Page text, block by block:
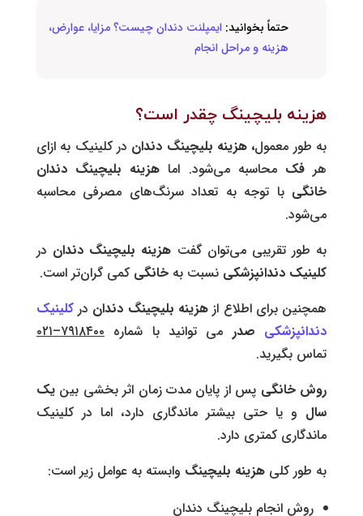
حتماً بخوانید: ایمپلنت دندان چیست؟ مزایا، عوارض،
هزینه و مراحل انجام
هزینه بلیچینگ چقدر است؟
به طور معمول، هزینه بلیچینگ دندان در کلینیک به ازای
هر فک محاسبه می‌شود. اما هزینه بلیچینگ دندان
خانگی با توجه به تعداد سرنگ‌های مصرفی محاسبه
می‌شود.
به طور تقریبی می‌توان گفت هزینه بلیچینگ دندان در
کلینیک دندانپزشکی نسبت به خانگی کمی گران‌تر است.
همچنین برای اطلاع از هزینه بلیچینگ دندان درکلینیک
دندانپزشکی صدر می توانید با شماره۷۹۱۸۴۰۰–۰۲۱
تماس بگیرید.
روش خانگی پس از پایان مدت زمان اثر بخشی بینیک
سال و یا حتی بیشتر ماندگاری دارد، اما در کلینیک
ماندگاری کمتری دارد.
به طور کلی هزینه بلیچینگ وابسته به عوامل زیر است:
روش انجام بلیچینگ دندان